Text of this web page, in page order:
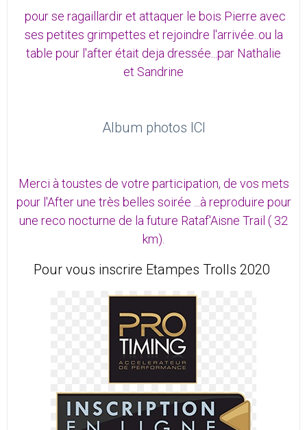
pour se ragaillardir et attaquer le bois Pierre avec
ses petites grimpettes et rejoindre l'arrivée..ou la
table pour l'after était deja dressée...par Nathalie
et Sandrine
Album photos ICI
Merci à toustes de votre participation, de vos mets
pour l'After une très belles soirée ...à reproduire pour
une reco nocturne de la future Rataf'Aisne Trail ( 32
km).
Pour vous inscrire Etampes Trolls 2020